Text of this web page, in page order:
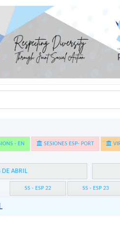
- EN SESIONES ESP- PORT
DE ABRIL
SS - ESP 22 SS - ESP 23